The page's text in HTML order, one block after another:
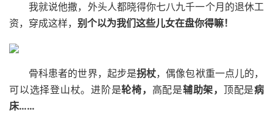
我就说他撒，外头人都晓得你七八九千一个月的退休工
资，穿成这样， 别个以为我们这些儿女在盘你得嘛！
骨科患者的世界，起步是拐杖，偶像包袱重一点儿的，
可以选择登山杖。进阶是轮椅， 高配是辅助架， 顶配是病
床……